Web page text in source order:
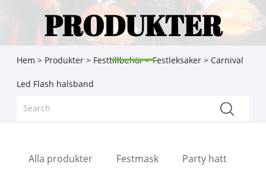
PRODUKTER
Hem > Produkter> Festtillbehör>Festleksaker> Carnival
Led Flash halsband
Alla produkter Festmask Party hatt